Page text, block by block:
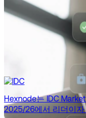
Hexnode는 IDC
2025/26에서 리더이